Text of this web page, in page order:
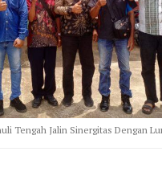
Tengah Jalin Sinergitas Dengan